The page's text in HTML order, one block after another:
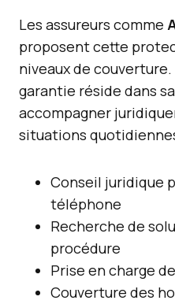
Les assureurs comme
proposent cette
niveaux de
garantie réside dans
accompagner
situations
Conseil juridique
téléphone
Recherche de
procédure
Prise en charge
Couverture des